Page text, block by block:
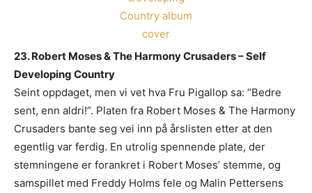
23. Robert Moses & The Harmony Crusaders – Self
Developing Country
Seint oppdaget, men vi vet hva Fru Pigallop sa: “Bedre
sent, enn aldri!”. Platen fra Robert Moses & The Harmony
Crusaders bante seg vei inn på årslisten etter at den
egentlig var ferdig. En utrolig spennende plate, der
stemningene er forankret i Robert Moses’ stemme, og
samspillet med Freddy Holms fele og Malin Pettersens